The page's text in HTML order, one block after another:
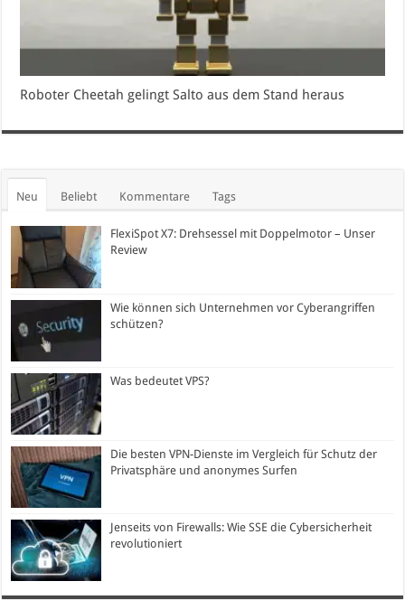
Roboter Cheetah gelingt Salto aus dem Stand heraus
Neu Beliebt Kommentare Tags
FlexiSpot X7: Drehsessel mit Doppelmotor – Unser
Review
Wie können sich Unternehmen vor Cyberangriffen
schützen?
Was bedeutet VPS?
Die besten VPN-Dienste im Vergleich für Schutz der
Privatsphäre und anonymes Surfen
Jenseits von Firewalls: Wie SSE die Cybersicherheit
revolutioniert